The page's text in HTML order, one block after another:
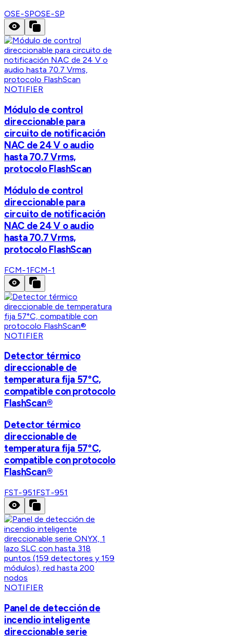
OSE-SPOSE-SP
NOTIFIER
Módulo de control
direccionable para
circuito de notificación
NAC de 24 V o audio
hasta 70.7 Vrms,
protocolo FlashScan
Módulo de control
direccionable para
circuito de notificación
NAC de 24 V o audio
hasta 70.7 Vrms,
protocolo FlashScan
FCM-1FCM-1
NOTIFIER
Detector térmico
direccionable de
temperatura fija 57°C,
compatible con protocolo
FlashScan®
Detector térmico
direccionable de
temperatura fija 57°C,
compatible con protocolo
FlashScan®
FST-951FST-951
NOTIFIER
Panel de detección de
incendio inteligente
direccionable serie